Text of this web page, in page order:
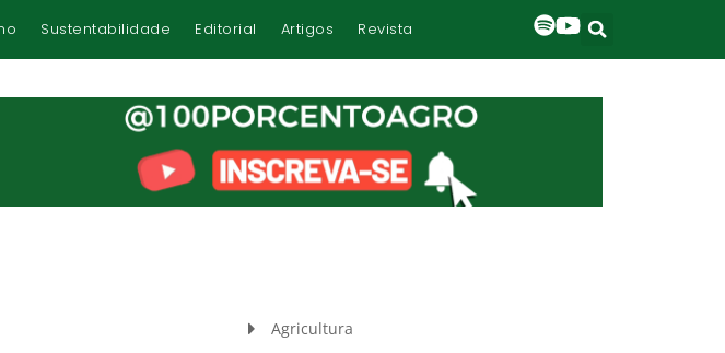
Sustentabilidade Editorial Artigos Revista
Agricultura